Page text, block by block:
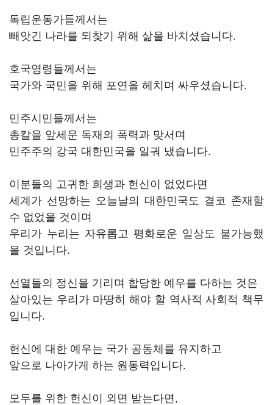
독립운동가들께서는
빼앗긴 나라를 되찾기 위해 삶을 바치셨습니다.
호국영령들께서는
국가와 국민을 위해 포연을 헤치며 싸우셨습니다.
민주시민들께서는
총칼을 앞세운 독재의 폭력과 맞서며
민주주의 강국 대한민국을 일궈 냈습니다.
이분들의 고귀한 희생과 헌신이 없었다면
세계가 선망하는 오늘날의 대한민국도 결코 존재할
수 없었을 것이며
우리가 누리는 자유롭고 평화로운 일상도 불가능했
을 것입니다.
선열들의 정신을 기리며 합당한 예우를 다하는 것은
살아있는 우리가 마땅히 해야 할 역사적 사회적 책무
입니다.
헌신에 대한 예우는 국가 공동체를 유지하고
앞으로 나아가게 하는 원동력입니다.
모두를 위한 헌신이 외면 받는다면,